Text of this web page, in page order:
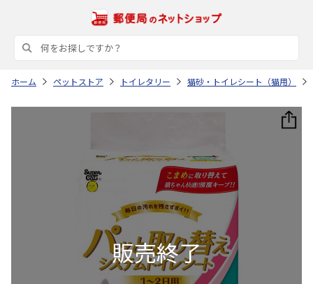
ホーム ペットストア トイレタリー 猫砂・トイレシート（猫用）